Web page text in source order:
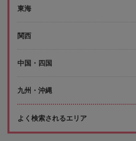
東海
関西
中国・四国
九州・沖縄
よく検索されるエリア